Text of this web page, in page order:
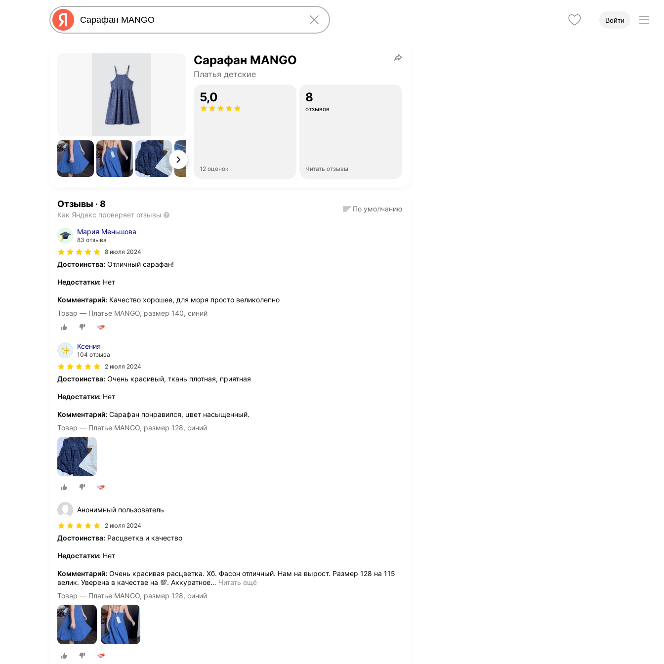
Войти
Сарафан MANGO
Платья детские
5,0
12 оценок
8
отзывов
Читать отзывы
Отзывы · 8
Как Яндекс проверяет отзывы
По умолчанию
Мария Меньшова
83 отзыва
8 июля 2024
Достоинства: Отличный сарафан!
Недостатки: Нет
Комментарий: Качество хорошее, для моря просто великолепно
Товар — Платье MANGO, размер 140, синий
Ксения
104 отзыва
2 июля 2024
Достоинства: Очень красивый, ткань плотная, приятная
Недостатки: Нет
Комментарий: Сарафан понравился, цвет насыщенный.
Товар — Платье MANGO, размер 128, синий
Анонимный пользователь
2 июля 2024
Достоинства: Расцветка и качество
Недостатки: Нет
Комментарий: Очень красивая расцветка. Хб. Фасон отличный. Нам на вырост. Размер 128 на 115
велик. Уверена в качестве на 💯. Аккуратное… Читать ещё
Товар — Платье MANGO, размер 128, синий